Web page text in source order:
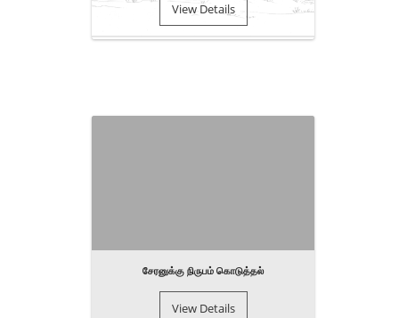
View Details
சேரனுக்கு நிருபம் கொடுத்தல்
View Details